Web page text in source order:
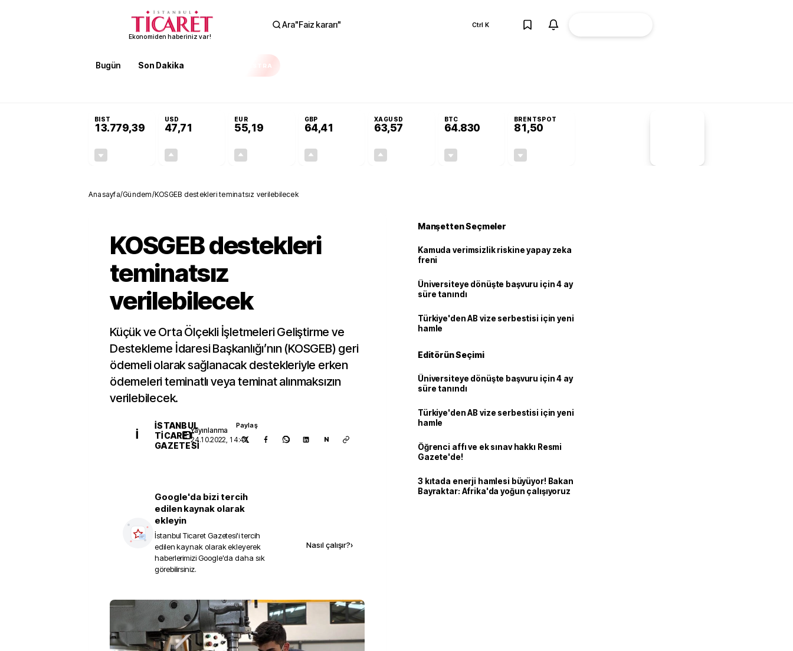
Ekonomiden haberiniz var!
Ara"Faiz kararı" Ctrl K
Bugün Son Dakika EKSTRA
BIST
13.779,39
USD
47,71
EUR
55,19
GBP
64,41
XAGUSD
63,57
BTC
64.830
BRENTSPOT
81,50
Anasayfa/Gündem/KOSGEB destekleri teminatsız verilebilecek
KOSGEB destekleri
teminatsız
verilebilecek
Küçük ve Orta Ölçekli İşletmeleri Geliştirme ve
Destekleme İdaresi Başkanlığı’nın (KOSGEB) geri
ödemeli olarak sağlanacak destekleriyle erken
ödemeleri teminatlı veya teminat alınmaksızın
verilebilecek.
İ
İSTANBUL
TICARET
GAZETESI
Yayınlanma
24.10.2022, 14:47
Paylaş
N
Google'da bizi tercih
edilen kaynak olarak
ekleyin
İstanbul Ticaret Gazetesi'i tercih
edilen kaynak olarak ekleyerek
haberlerimizi Google'da daha sık
görebilirsiniz.
Nasıl çalışır?›
Manşetten Seçmeler
Kamuda verimsizlik riskine yapay zeka
freni
Üniversiteye dönüşte başvuru için 4 ay
süre tanındı
Türkiye'den AB vize serbestisi için yeni
hamle
Editörün Seçimi
Üniversiteye dönüşte başvuru için 4 ay
süre tanındı
Türkiye'den AB vize serbestisi için yeni
hamle
Öğrenci affı ve ek sınav hakkı Resmi
Gazete'de!
3 kıtada enerji hamlesi büyüyor! Bakan
Bayraktar: Afrika'da yoğun çalışıyoruz